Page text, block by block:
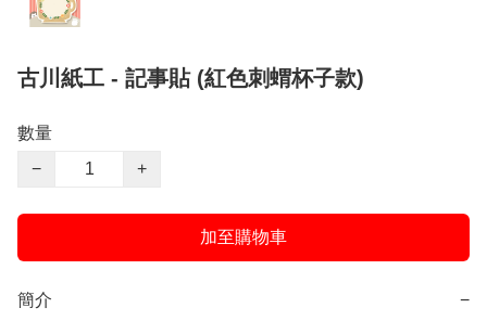
古川紙工 - 記事貼 (紅色刺蝟杯子款)
數量
−
+
加至購物車
簡介 −